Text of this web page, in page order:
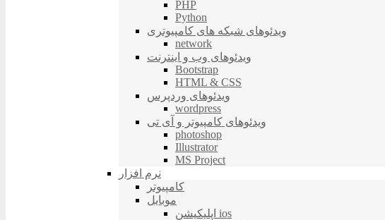
PHP
Python
ویدئوهای شبکه های کامپیوتری
network
ویدئوهای وب و اینترنت
Bootstrap
HTML & CSS
ویدئوهای وردپرس
wordpress
ویدئوهای کامپیوتر و آی تی
photoshop
Illustrator
MS Project
نرم افزار
کامپیوتر
موبایل
اپلیکیشن ios